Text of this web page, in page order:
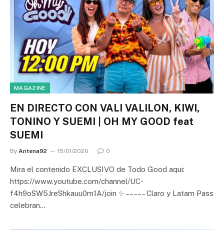
MAGAZINE
EN DIRECTO CON VALI VALILON, KIWI,
TONINO Y SUEMI | OH MY GOOD feat
SUEMI
By Antena92 15/01/2026 0
Mira el contenido EXCLUSIVO de Todo Good aqui:
https://www.youtube.com/channel/UC-
f4h9oSW5JreShkauu0m1A/join ✨ – – – – – Claro y Latam Pass
celebran…